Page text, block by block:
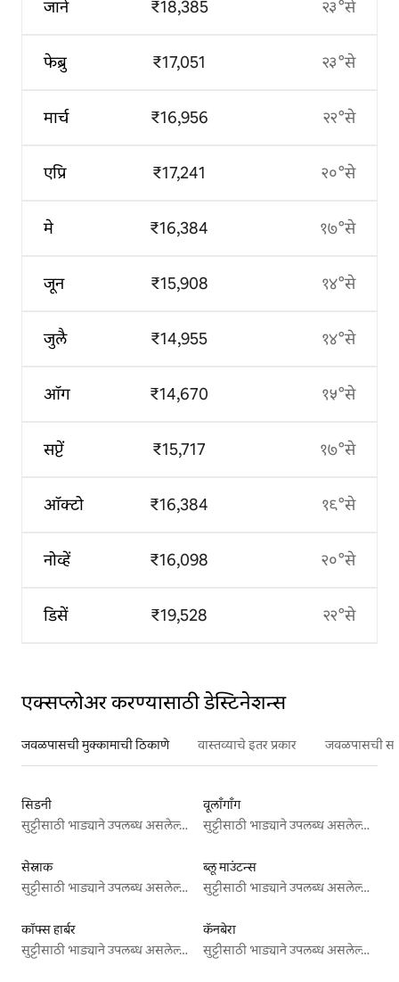
जाने
फेब्रु
मार्च
एप्रि
मे
जून
जुलै
ऑग
सप्टें
ऑक्टो
नोव्हें
डिसें
₹18,385
₹17,051
₹16,956
₹17,241
₹16,384
₹15,908
₹14,955
₹14,670
₹15,717
₹16,384
₹16,098
₹19,528
२३°से
२३°से
२२°से
२०°से
१७°से
१४°से
१४°से
१५°से
१७°से
१९°से
२०°से
२२°से
एक्सप्लोअर करण्यासाठी डेस्टिनेशन्स
जवळपासची मुक्कामाची ठिकाणे वास्तव्याचे इतर प्रकार जवळपासची
सिडनी
सुट्टीसाठी भाड्याने उपलब्ध असलेल्या जागा
वूलाँगाँग
सुट्टीसाठी भाड्याने उपलब्ध असलेल्या जागा
सेस्नाक
सुट्टीसाठी भाड्याने उपलब्ध असलेल्या जागा
ब्लू माउंटन्स
सुट्टीसाठी भाड्याने उपलब्ध असलेल्या जागा
कॉफ्स हार्बर
सुट्टीसाठी भाड्याने उपलब्ध असलेल्या जागा
कॅनबेरा
सुट्टीसाठी भाड्याने उपलब्ध असलेल्या जागा